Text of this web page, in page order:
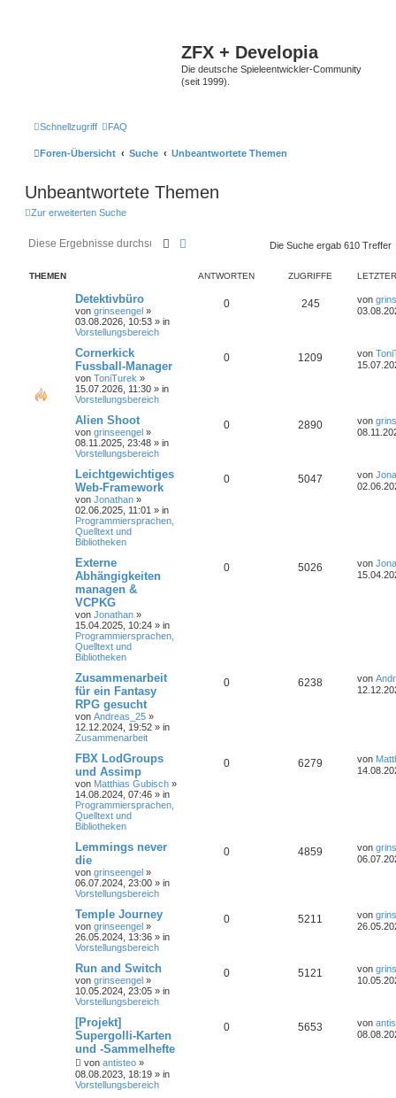
ZFX + Developia
Die deutsche Spieleentwickler-Community
(seit 1999).
Schnellzugriff FAQ
Foren-Übersicht Suche Unbeantwortete Themen
Unbeantwortete Themen
Zur erweiterten Suche
SucheErweiterte SucheDie Suche ergab 610 Treffer
THEMEN ANTWORTEN ZUGRIFFE
Detektivbüro
von grinseengel »
03.08.2026, 10:53 » in
Vorstellungsbereich
0 245 von
Cornerkick
Fussball-Manager
von ToniTurek »
15.07.2026, 11:30 » in
Vorstellungsbereich
0 1209 von
Alien Shoot
von grinseengel »
08.11.2025, 23:48 » in
Vorstellungsbereich
0 2890 von
Leichtgewichtiges
Web-Framework
von Jonathan »
02.06.2025, 11:01 » in
Programmiersprachen,
Quelltext und
Bibliotheken
0 5047 von
Externe
Abhängigkeiten
managen &
VCPKG
von Jonathan »
15.04.2025, 10:24 » in
Programmiersprachen,
Quelltext und
Bibliotheken
0 5026 von
Zusammenarbeit
für ein Fantasy
RPG gesucht
von Andreas_25 »
12.12.2024, 19:52 » in
Zusammenarbeit
0 6238 von
FBX LodGroups
und Assimp
von Matthias Gubisch »
14.08.2024, 07:46 » in
Programmiersprachen,
Quelltext und
Bibliotheken
0 6279 von
Lemmings never
die
von grinseengel »
06.07.2024, 23:00 » in
Vorstellungsbereich
0 4859 von
Temple Journey
von grinseengel »
26.05.2024, 13:36 » in
Vorstellungsbereich
0 5211 von
Run and Switch
von grinseengel »
10.05.2024, 23:05 » in
Vorstellungsbereich
0 5121 von
[Projekt]
Supergolli-Karten
und -Sammelhefte
von antisteo »
08.08.2023, 18:19 » in
Vorstellungsbereich
0 5653 von